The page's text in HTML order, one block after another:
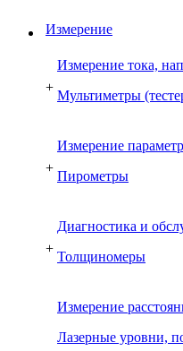
Измерение
+
Измерение тока,
Мультиметры
+
Измерение
Пирометры
+
Диагностика и
Толщиномеры
Измерение
Лазерные уровни,